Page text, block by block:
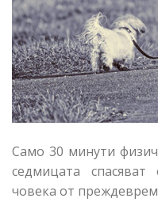
Само 30 минути
седмицата
човека от